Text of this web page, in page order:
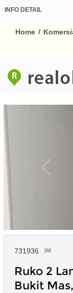
INFO DETAIL
Home /
731936
Ruko 2
Bukit